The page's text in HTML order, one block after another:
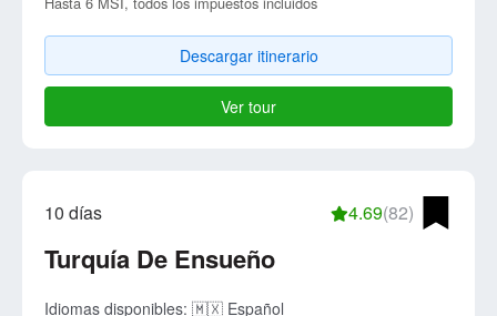
Descargar itinerario
Ver tour
10 días 4.69(82)
Turquía De Ensueño
Idiomas disponibles: 🇲🇽 Español